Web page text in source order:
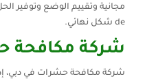
مجانية وتقييم الوضع وتوفير
de شكل نهائي.
شركة مكافحة
شركة مكافحة حشرات في دبي،